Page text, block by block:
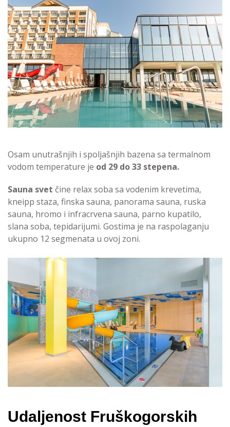
Osam unutrašnjih i spoljašnjih bazena sa termalnom
vodom temperature je od 29 do 33 stepena.
Sauna svet čine relax soba sa vodenim krevetima,
kneipp staza, finska sauna, panorama sauna, ruska
sauna, hromo i infracrvena sauna, parno kupatilo,
slana soba, tepidarijumi. Gostima je na raspolaganju
ukupno 12 segmenata u ovoj zoni.
Udaljenost Fruškogorskih